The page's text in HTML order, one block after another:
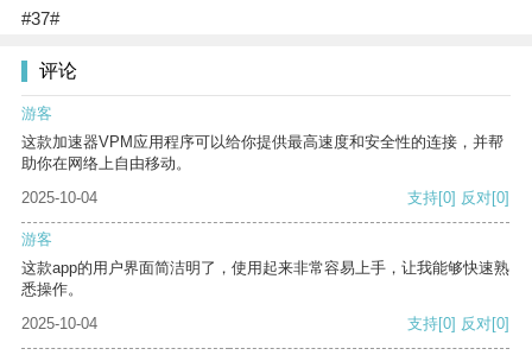
#37#
评论
游客
这款加速器VPM应用程序可以给你提供最高速度和安全性的连接，并帮
助你在网络上自由移动。
2025-10-04
支持[0] 反对[0]
游客
这款app的用户界面简洁明了，使用起来非常容易上手，让我能够快速熟
悉操作。
2025-10-04
支持[0] 反对[0]